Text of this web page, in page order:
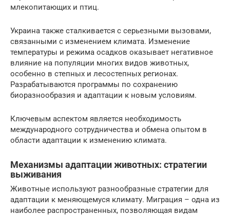
млекопитающих и птиц.
Украина также сталкивается с серьезными вызовами,
связанными с изменением климата. Изменение
температуры и режима осадков оказывает негативное
влияние на популяции многих видов животных,
особенно в степных и лесостепных регионах.
Разрабатываются программы по сохранению
биоразнообразия и адаптации к новым условиям.
Ключевым аспектом является необходимость
международного сотрудничества и обмена опытом в
области адаптации к изменению климата.
Механизмы адаптации животных: стратегии
выживания
Животные используют разнообразные стратегии для
адаптации к меняющемуся климату. Миграция – одна из
наиболее распространенных, позволяющая видам